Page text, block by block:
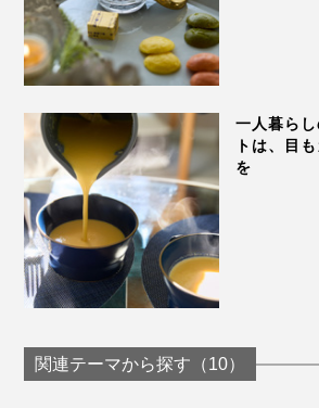
真夏の暑さ対策に、手のひらや脇の
ーンピロー」を当てるクールダウン
す。
冷たすぎない自然なヒンヤリ感、絶
一人暮ら
トは、目
を
関連テーマから探す（10）